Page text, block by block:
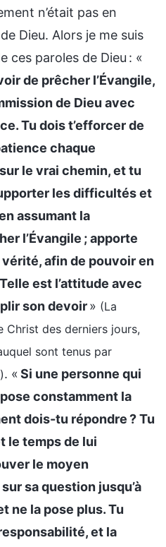
n’était pas en
Dieu. Alors je me suis
ces paroles de Dieu : «
de prêcher l’Évangile,
de Dieu avec
Tu dois t’efforcer de
chaque
le vrai chemin, et tu
les difficultés et
assumant la
l’Évangile ; apporte
afin de pouvoir en
est l’attitude avec
son devoir» (La
Christ des derniers jours,
sont tenus par
. «Si une personne qui
constamment la
dois-tu répondre ? Tu
le temps de lui
le moyen
sa question jusqu’à
ne la pose plus. Tu
et la